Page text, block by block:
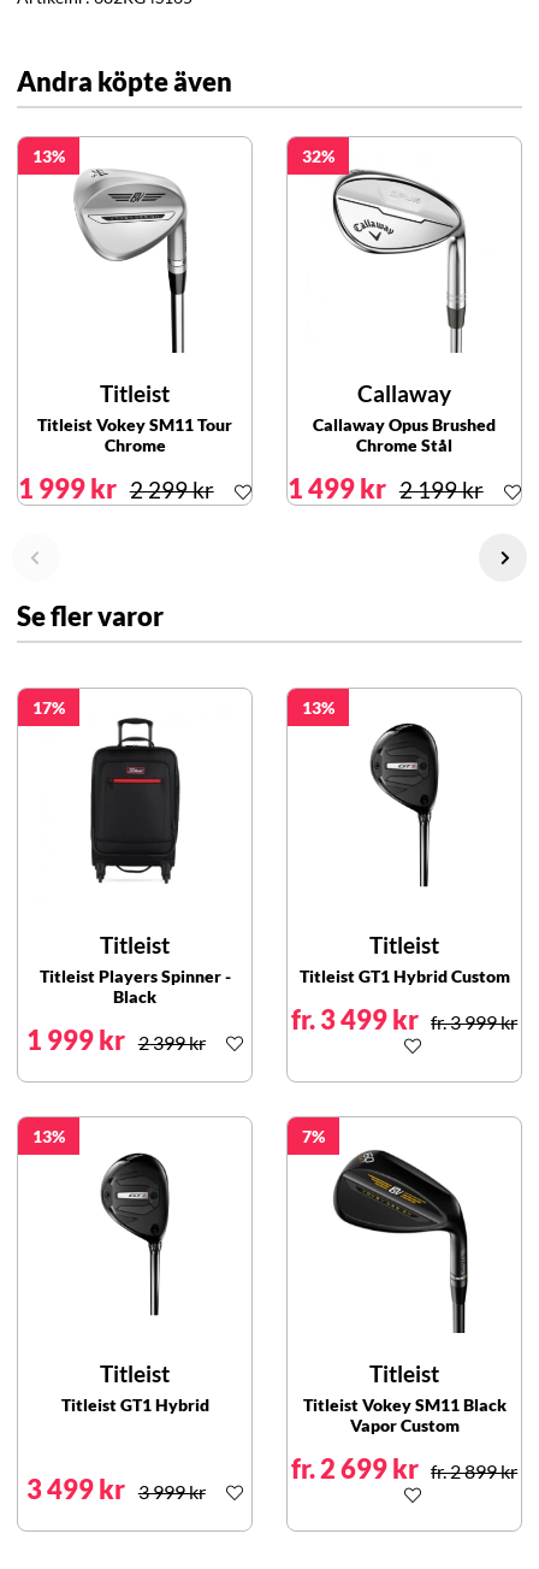
Andra köpte även
13
Titleist
Titleist Vokey SM11 Tour
Chrome
1 999 kr 2 299 kr
32
Callaway
Callaway Opus Brushed
Chrome Stål
1 499 kr 2 199 kr
Se fler varor
17
Titleist
Titleist Players Spinner -
Black
1 999 kr 2 399 kr
13
Titleist
Titleist GT1 Hybrid Custom
fr. 3 499 kr fr. 3 999 kr
13
Titleist
Titleist GT1 Hybrid
3 499 kr 3 999 kr
7
Titleist
Titleist Vokey SM11 Black
Vapor Custom
fr. 2 699 kr fr. 2 899 kr